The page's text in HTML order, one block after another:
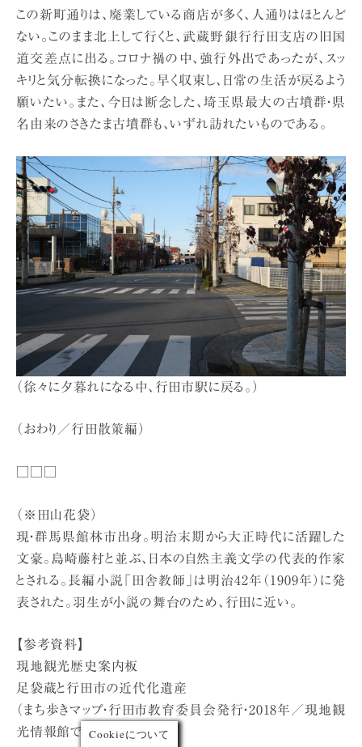
この新町通りは、廃業している商店が多く、人通りはほとんど
ない。このまま北上して行くと、武蔵野銀行行田支店の旧国
道交差点に出る。コロナ禍の中、強行外出であったが、スッ
キリと気分転換になった。早く収束し、日常の生活が戻るよう
願いたい。また、今日は断念した、埼玉県最大の古墳群・県
名由来のさきたま古墳群も、いずれ訪れたいものである。
（徐々に夕暮れになる中、行田市駅に戻る。）
（おわり／行田散策編）
（※田山花袋）
現・群馬県館林市出身。明治末期から大正時代に活躍した
文豪。島崎藤村と並ぶ、日本の自然主義文学の代表的作家
とされる。長編小説「田舎教師」は明治42年（1909年）に発
表された。羽生が小説の舞台のため、行田に近い。
【参考資料】
現地観光歴史案内板
足袋蔵と行田市の近代化遺産
（まち歩きマップ・行田市教育委員会発行・2018年／現地観
光情報館で入手）Cookieについて